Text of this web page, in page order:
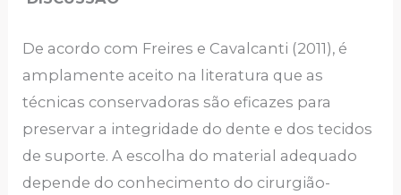
De acordo com Freires e Cavalcanti (2011), é
amplamente aceito na literatura que as
técnicas conservadoras são eficazes para
preservar a integridade do dente e dos tecidos
de suporte. A escolha do material adequado
depende do conhecimento do cirurgião-